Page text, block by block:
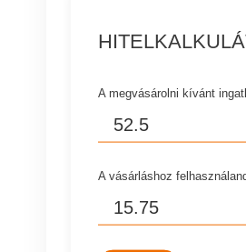
A megvásárolni kívánt
A vásárláshoz